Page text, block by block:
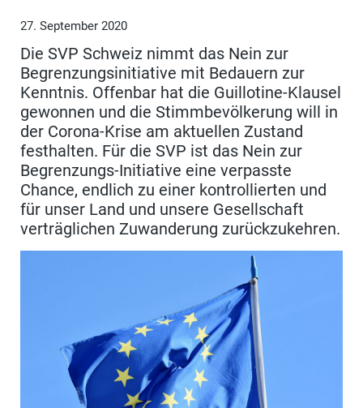
27. September 2020
Die SVP Schweiz nimmt das Nein zur
Begrenzungsinitiative mit Bedauern zur
Kenntnis. Offenbar hat die Guillotine-Klausel
gewonnen und die Stimmbevölkerung will in
der Corona-Krise am aktuellen Zustand
festhalten. Für die SVP ist das Nein zur
Begrenzungs-Initiative eine verpasste
Chance, endlich zu einer kontrollierten und
für unser Land und unsere Gesellschaft
verträglichen Zuwanderung zurückzukehren.